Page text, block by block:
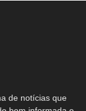
de notícias que